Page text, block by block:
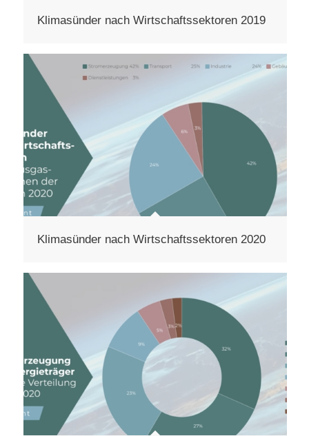
Klimasünder nach Wirtschaftssektoren 2019
Klimasünder nach Wirtschaftssektoren 2020